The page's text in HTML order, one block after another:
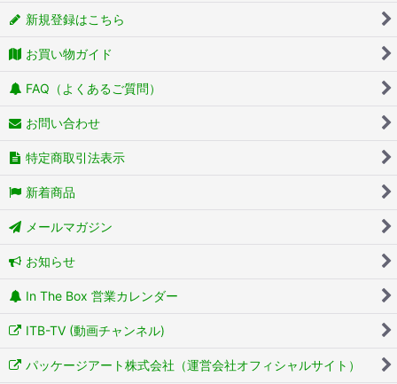
新規登録はこちら
お買い物ガイド
FAQ（よくあるご質問）
お問い合わせ
特定商取引法表示
新着商品
メールマガジン
お知らせ
In The Box 営業カレンダー
ITB-TV (動画チャンネル)
パッケージアート株式会社（運営会社オフィシャルサイト）